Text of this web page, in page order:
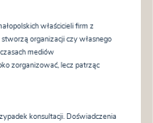
właścicieli firm z
organizacji czy własnego
mediów
zorganizować, lecz patrząc
konsultacji. Doświadczenia